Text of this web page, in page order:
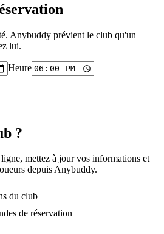
Anybuddy prévient le club qu'un
lui.
Heure
?
mettez à jour vos informations et
depuis Anybuddy.
du club
de réservation